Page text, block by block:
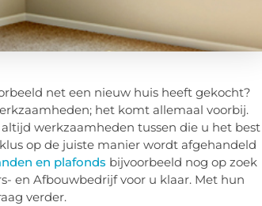
net een nieuw huis heeft gekocht?
het komt allemaal voorbij.
werkzaamheden tussen die u het best
op de juiste manier wordt afgehandeld
en plafonds bijvoorbeeld nog op zoek
en Afbouwbedrijf voor u klaar. Met hun
verder.